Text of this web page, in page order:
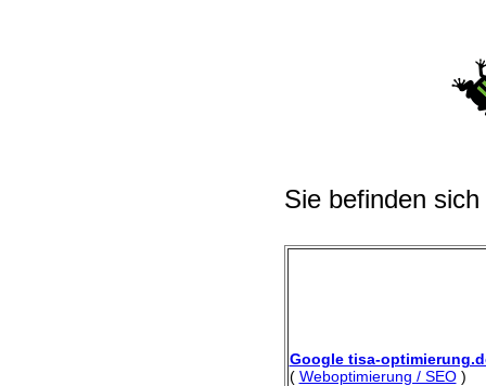
Sie befinden
Google tisa-
( Weboptimierung / SEO)